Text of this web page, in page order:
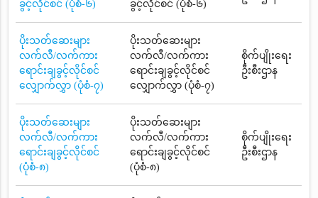
ခွင့်လိုင်စင် (ပုံစံ-၆)
ခွင့်လိုင်စင် (ပုံစံ-၆)
ပိုးသတ်ဆေးများ
လက်လီ/လက်ကား
ရောင်းချခွင့်လိုင်စင်
လျှောက်လွှာ (ပုံစံ-၇)
ပိုးသတ်ဆေးများ
လက်လီ/လက်ကား
ရောင်းချခွင့်လိုင်စင်
လျှောက်လွှာ (ပုံစံ-၇)
စိုက်ပျိုးရေး
ဦးစီးဌာန
ပိုးသတ်ဆေးများ
လက်လီ/လက်ကား
ရောင်းချခွင့်လိုင်စင်
(ပုံစံ-၈)
ပိုးသတ်ဆေးများ
လက်လီ/လက်ကား
ရောင်းချခွင့်လိုင်စင်
(ပုံစံ-၈)
စိုက်ပျိုးရေး
ဦးစီးဌာန